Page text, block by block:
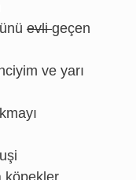
evligeçen
ve yarı
köpekler